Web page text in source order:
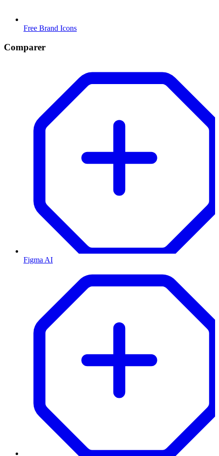
Free Brand Icons
Comparer
Figma AI